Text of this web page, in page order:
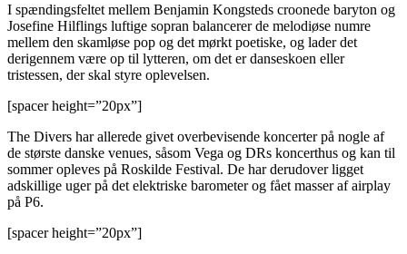
I spændingsfeltet mellem Benjamin Kongsteds croonede baryton og
Josefine Hilflings luftige sopran balancerer de melodiøse numre
mellem den skamløse pop og det mørkt poetiske, og lader det
derigennem være op til lytteren, om det er danseskoen eller
tristessen, der skal styre oplevelsen.
[spacer height=”20px”]
The Divers har allerede givet overbevisende koncerter på nogle af
de største danske venues, såsom Vega og DRs koncerthus og kan til
sommer opleves på Roskilde Festival. De har derudover ligget
adskillige uger på det elektriske barometer og fået masser af airplay
på P6.
[spacer height=”20px”]